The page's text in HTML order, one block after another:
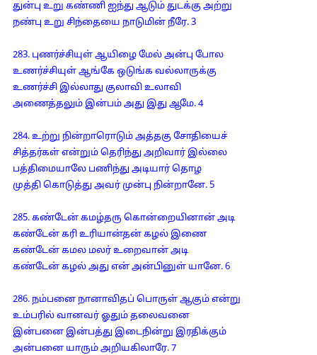
துன்பு உறு கண்ணி ஐந்து ஆடும் துடக்கு அற்று
நண்பு உறு சிந்தையை நாடுமின் நீரே. 3
283. புணர்ச்சியுள் ஆயிழை மேல் அன்பு போல
உணர்ச்சியுள் ஆங்கே ஒடுங்க வல்லாருக்கு
உணர்ச்சி இல்லாது குலாவி உலாவி
அணைத்தலும் இன்பம் அது இது ஆமே. 4
284. உற்று நின்றாரொடும் அத்தகு சோதியைச்
சித்தர்கள் என்றும் தெரிந்து அறிவார் இல்லை
பத்திமையாலே பணிந்து அடியார் தொழ
முத்தி கொடுத்து அவர் முன்பு நின்றானே. 5
285. கண்டேன் கமழ்தரு கொன்றையினான் அடி
கண்டேன் கரி உரியான்தன் கழல் இணை
கண்டேன் கமல மலர் உறைவான் அடி
கண்டேன் கழல் அது என் அன்பினுள் யானே. 6
286. நம்பனை நானாவிதப் பொருள் ஆகும் என்று
உம்பரில் வானவர் ஓதும் தலைவனை
இன்பனை இன்பத்து இடைநின்று இரதிக்கும்
அன்பனை யாரும் அறியகிலாரே. 7